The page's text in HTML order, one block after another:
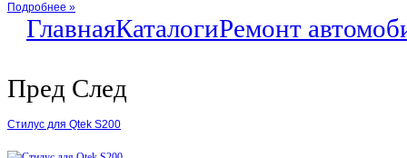
Подробнее »
ГлавнаяКаталогиРемонт
Пред След
Стилус для Qtek S200